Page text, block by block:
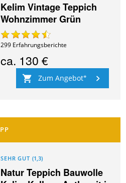
Kelim Vintage Teppich
Wohnzimmer Grün
299 Erfahrungsberichte
ca. 130 €
Zum Angebot
SEHR GUT (1,3)
Natur Teppich Bauwolle